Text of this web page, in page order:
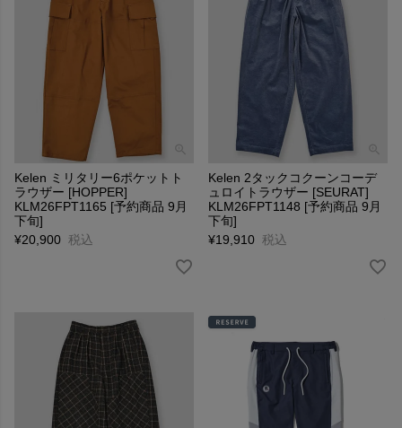
Kelen ミリタリー6ポケットト
ラウザー [HOPPER]
KLM26FPT1165 [予約商品 9月
下旬]
¥20,900 税込
Kelen 2タックコクーンコーデ
ュロイトラウザー [SEURAT]
KLM26FPT1148 [予約商品 9月
下旬]
¥19,910 税込